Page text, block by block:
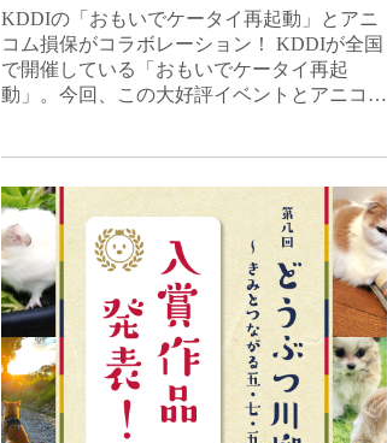
KDDIの「おもいでケータイ再起動」とアニ
コム損保がコラボレーション！ KDDIが全国
で開催している「おもいでケータイ再起
動」。今回、この大好評イベントとアニコ…